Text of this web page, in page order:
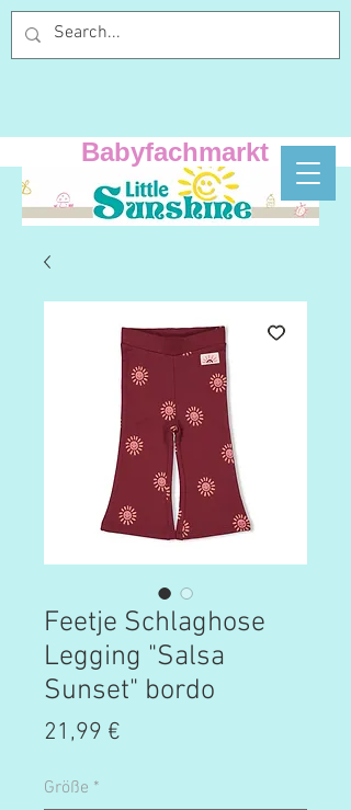
Feetje Schlaghose
Legging "Salsa
Sunset" bordo
21,99 €
Größe *